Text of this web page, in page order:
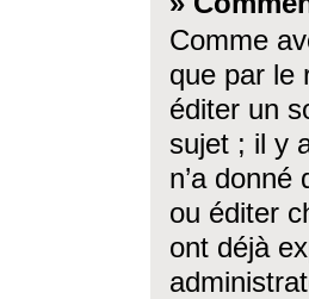
Comme
que par le
éditer un
sujet ; il y
n’a
ou éditer
ont déjà